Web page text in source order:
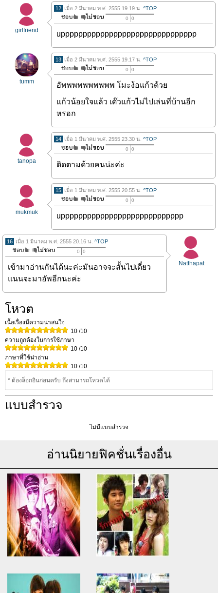
girlfriend
12 เมื่อ 2 มีนาคม พ.ศ. 2555 19.19 น. ^TOP
0 0
uppppppppppppppppppppppppppppppp
tumm
13 เมื่อ 2 มีนาคม พ.ศ. 2555 19.17 น. ^TOP
0 0
อัพพพพพพพพพพ โมะง้อแก้วด้วย
แก้วน้อยใจแล้ว เด๊วแก้วไม่ไปเล่นที่บ้านอีก
หรอก
tanopa
14 เมื่อ 1 มีนาคม พ.ศ. 2555 23.30 น. ^TOP
0 0
ติดตามด้วยคนน่ะค่ะ
mukmuk
15 เมื่อ 1 มีนาคม พ.ศ. 2555 20.55 น. ^TOP
0 0
upppppppppppppppppppppppppppp
Natthapat
16 เมื่อ 1 มีนาคม พ.ศ. 2555 20.16 น. ^TOP
0 0
เข้ามาอ่านกันได้นะค่ะมันอาจจะสั้นไปเดี๋ยว
แนนจะมาอัพอีกนะค่ะ
โหวต
เนื้อเรื่องมีความน่าสนใจ
10 /10
ความถูกต้องในการใช้ภาษา
10 /10
ภาษาที่ใช้น่าอ่าน
10 /10
* ต้องล็อกอินก่อนครับ ถึงสามารถโหวดได้
แบบสำรวจ
ไม่มีแบบสำรวจ
อ่านนิยายฟิคชั่นเรื่องอื่น
Warning: Use of undefined
constant article_topic -
Warning: Use of undefined
constant article_topic -